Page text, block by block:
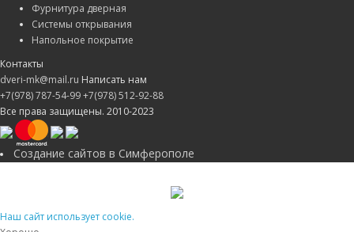
Фурнитура дверная
Системы открывания
Напольное покрытие
Контакты
dveri-mk@mail.ru Написать нам
+7(978) 787-54-99+7(978) 512-92-88
Все права защищены. 2010-2023
Создание сайтов в Симферополе
Наш сайт использует cookie.